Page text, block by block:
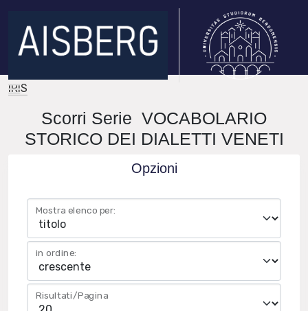
IRIS
Scorri Serie VOCABOLARIO
STORICO DEI DIALETTI VENETI
Opzioni
Mostra elenco per:
in ordine:
Risultati/Pagina